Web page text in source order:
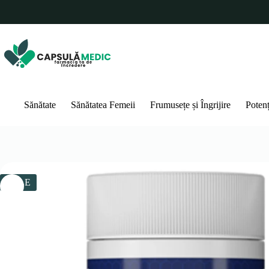
conținut
Sănătate Sănătatea Femeii Frumusețe și Îngrijire
SALE